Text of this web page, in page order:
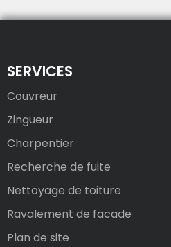
SERVICES
Couvreur
Zingueur
Charpentier
Recherche de fuite
Nettoyage de toiture
Ravalement de facade
Plan de site